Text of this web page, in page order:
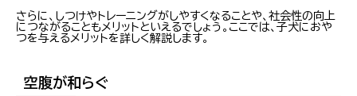
さらに、しつけやトレーニングがしやすくなることや、社会性の向上
につながることもメリットといえるでしょう。ここでは、子犬におや
つを与えるメリットを詳しく解説します。
空腹が和らぐ